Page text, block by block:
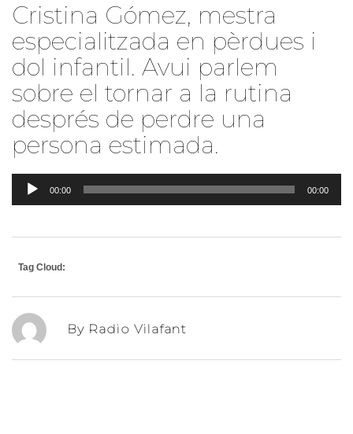
Cristina Gómez, mestra
especialitzada en pèrdues i
dol infantil. Avui parlem
sobre el tornar a la rutina
després de perdre una
persona estimada.
Reproductor
d'àudio
00:00 00:00
Tag Cloud:
By Radio Vilafant